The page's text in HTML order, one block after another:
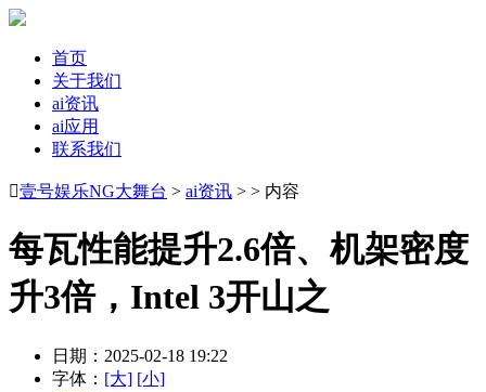
首页
关于我们
ai资讯
ai应用
联系我们
壹号娱乐NG大舞台 > ai资讯 > > 内容
每瓦性能提升2.6倍、机架密度
升3倍，Intel 3开山之
日期：2025-02-18 19:22
字体： [大] [小]